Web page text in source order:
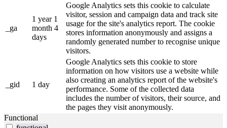
_ga
1 year 1
month 4
days
Google Analytics sets this cookie to calculate
visitor, session and campaign data and track site
usage for the site's analytics report. The cookie
stores information anonymously and assigns a
randomly generated number to recognise unique
visitors.
_gid 1 day
Google Analytics sets this cookie to store
information on how visitors use a website while
also creating an analytics report of the website's
performance. Some of the collected data
includes the number of visitors, their source, and
the pages they visit anonymously.
Functional